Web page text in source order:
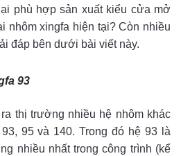
phù hợp sản xuất kiểu cửa mở
nhôm xingfa hiện tại? Còn nhiều
đáp bên dưới bài viết này.
93
thị trường nhiều hệ nhôm khác
95 và 140. Trong đó hệ 93 là
nhiều nhất trong công trình (kể